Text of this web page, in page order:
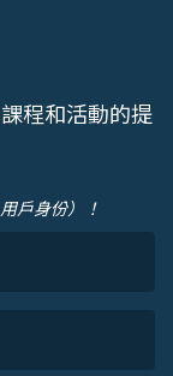
程和活動的提
戶身份）！